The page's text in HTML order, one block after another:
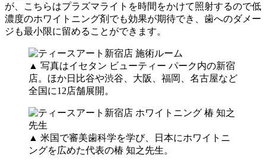
が、こちらはプラズマライトを時間をかけて照射するので低
濃度のホワイトニング剤でも効果が期待でき、歯へのダメー
ジも最小限に留めることができます。
▲ 写真はイセタン ビューティー パーク内の新宿
店。ほか日比谷や渋谷、大阪、福岡、名古屋など
全国に12店舗展開。
▲ 米国で審美歯科学を学び、日本にホワイトニ
ングを広めた代表の椿 知之先生。